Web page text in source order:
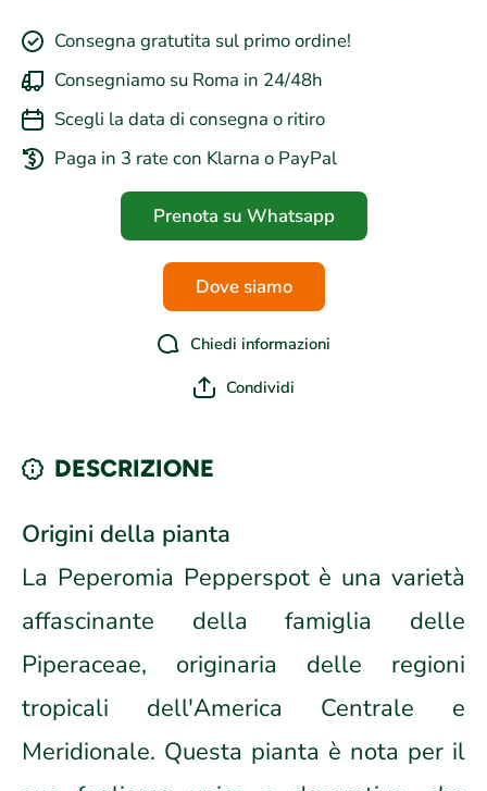
Consegna gratutita sul primo ordine!
Consegniamo su Roma in 24/48h
Scegli la data di consegna o ritiro
Paga in 3 rate con Klarna o PayPal
Prenota su Whatsapp
Dove siamo
Chiedi informazioni
Condividi
DESCRIZIONE
Origini della pianta
La Peperomia Pepperspot è una varietà
affascinante della famiglia delle
Piperaceae, originaria delle regioni
tropicali dell'America Centrale e
Meridionale. Questa pianta è nota per il